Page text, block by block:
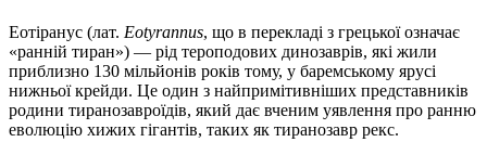
Еотіранус (лат. Eotyrannus, що в перекладі з грецької означає
«ранній тиран») — рід тероподових динозаврів, які жили
приблизно 130 мільйонів років тому, у баремському ярусі
нижньої крейди. Це один з найпримітивніших представників
родини тиранозавроїдів, який дає вченим уявлення про ранню
еволюцію хижих гігантів, таких як тиранозавр рекс.